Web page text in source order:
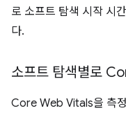
로 소프트 탐색 시작 시
다.
소프트 탐색별로
Core Web Vitals을 측